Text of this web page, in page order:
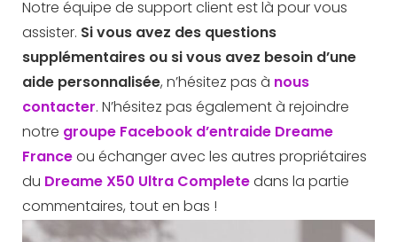
Notre équipe de support client est là pour vous
assister. Si vous avez des questions
supplémentaires ou si vous avez besoin d’une
aide personnalisée, n’hésitez pas à nous
contacter. N’hésitez pas également à rejoindre
notre groupe Facebook d’entraide Dreame
Franceou échanger avec les autres propriétaires
du Dreame X50 Ultra Completedans la partie
commentaires, tout en bas !